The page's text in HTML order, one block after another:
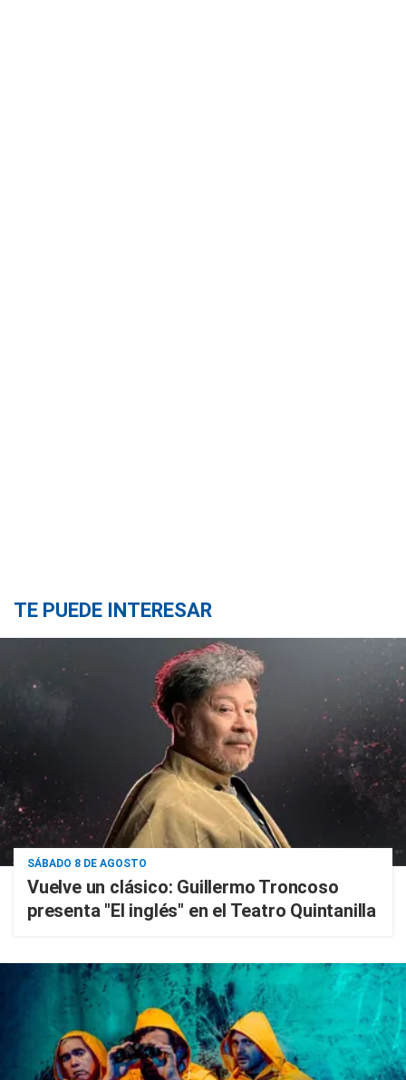
TE PUEDE INTERESAR
SÁBADO 8 DE AGOSTO
Vuelve un clásico: Guillermo Troncoso
presenta "El inglés" en el Teatro Quintanilla